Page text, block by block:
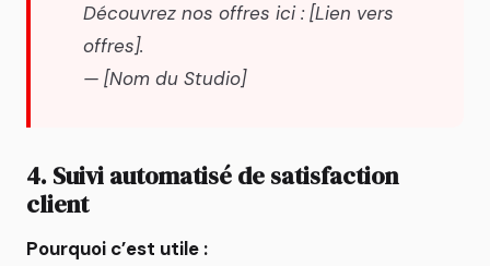
Découvrez nos offres ici : [Lien vers
offres].
— [Nom du Studio]
4. Suivi automatisé de satisfaction
client
Pourquoi c’est utile :